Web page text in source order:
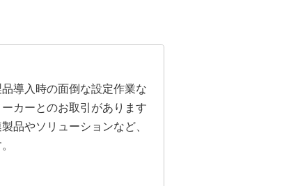
導入時の面倒な設定作業な
カーとのお取引があります
品やソリューションなど、